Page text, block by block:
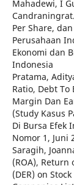
Mahadewi, I
Per Share,
Perusahaan
Ekonomi dan
Indonesia
Pratama,
Ratio, Debt
Margin Dan
(Study Kasus
Di Bursa Efek
Nomor 1, Juni
Saragih,
(ROA), Return
(DER) on